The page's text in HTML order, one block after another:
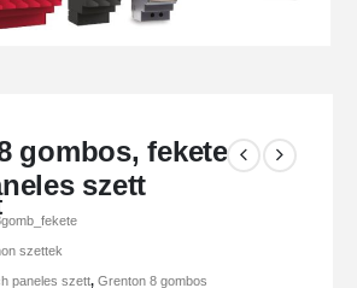
gombos, fekete
szett
szettek
paneles szett, Grenton 8 gombos